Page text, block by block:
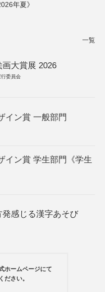
年夏》
一覧
大賞展 2026
委員会
イン賞 一般部門
イン賞 学生部門《学生
発感じる漢字あそび
ホームページにて
ださい。